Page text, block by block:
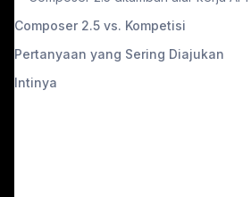
Composer 2.5 vs. Kompetisi
Pertanyaan yang Sering Diajukan
Intinya